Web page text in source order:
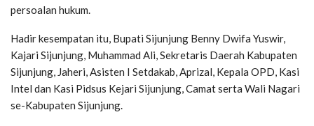
persoalan hukum.
Hadir kesempatan itu, Bupati Sijunjung Benny Dwifa Yuswir,
Kajari Sijunjung, Muhammad Ali, Sekretaris Daerah Kabupaten
Sijunjung, Jaheri, Asisten I Setdakab, Aprizal, Kepala OPD, Kasi
Intel dan Kasi Pidsus Kejari Sijunjung, Camat serta Wali Nagari
se-Kabupaten Sijunjung.